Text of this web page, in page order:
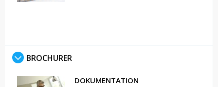
BROCHURER
DOKUMENTATION